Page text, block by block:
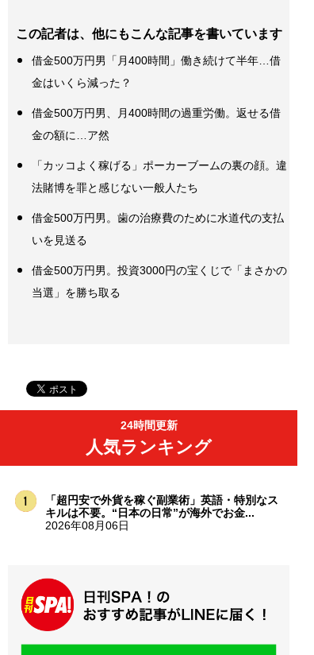
この記者は、他にもこんな記事を書いています
借金500万円男「月400時間」働き続けて半年…借
金はいくら減った？
借金500万円男、月400時間の過重労働。返せる借
金の額に…ア然
「カッコよく稼げる」ポーカーブームの裏の顔。違
法賭博を罪と感じない一般人たち
借金500万円男。歯の治療費のために水道代の支払
いを見送る
借金500万円男。投資3000円の宝くじで「まさかの
当選」を勝ち取る
24時間更新
人気ランキング
「超円安で外貨を稼ぐ副業術」英語・特別なス
キルは不要。“日本の日常”が海外でお金...
2026年08月06日